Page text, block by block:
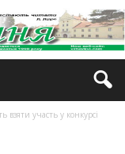
взяти участь у конкурсі